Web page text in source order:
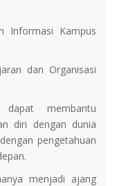
Informasi Kampus
dan Organisasi
dapat membantu
diri dengan dunia
pengetahuan
menjadi ajang